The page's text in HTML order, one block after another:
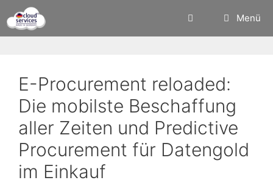
Inhalt
springen
Menü
E-Procurement reloaded:
Die mobilste Beschaffung
aller Zeiten und Predictive
Procurement für Datengold
im Einkauf